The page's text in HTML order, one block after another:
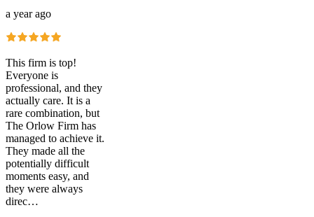
a year ago
This firm is top!
Everyone is
professional, and they
actually care. It is a
rare combination, but
The Orlow Firm has
managed to achieve it.
They made all the
potentially difficult
moments easy, and
they were always
direc…